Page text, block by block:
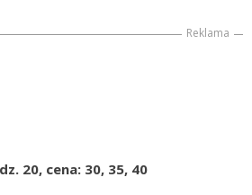
Reklama
20, cena: 30, 35, 40